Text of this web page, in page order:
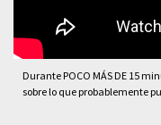
Durante POCO MÁS DE 15
sobre lo que probablemente